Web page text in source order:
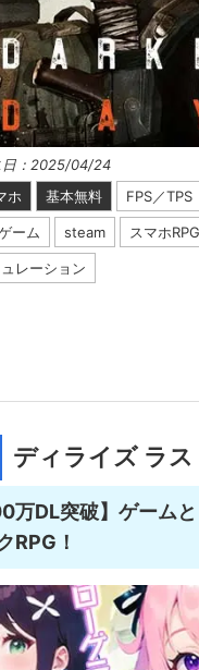
日：2025/04/24
ホ
基本無料 FPS／TPS
ーム steam スマホRPG
レーション
ディライズ ラ
万DL突破】ゲーム
RPG！